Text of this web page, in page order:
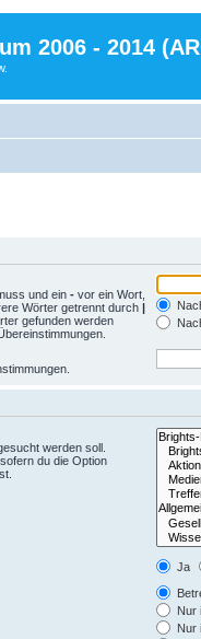
2006 - 2014
und ein - vor ein Wort,
Wörter getrennt durch |
gefunden werden
werden soll.
du die Option
Ja
Nur
Nur